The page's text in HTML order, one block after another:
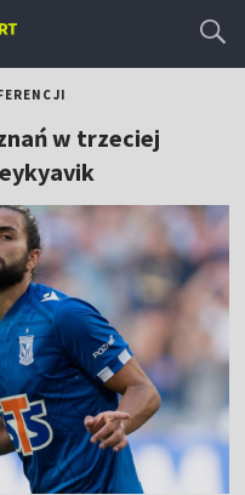
w trzeciej